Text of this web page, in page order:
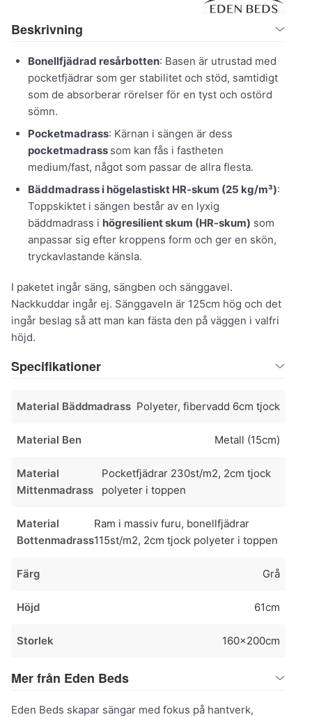
Beskrivning
Bonellfjädrad resårbotten: Basen är utrustad med
pocketfjädrar som ger stabilitet och stöd, samtidigt
som de absorberar rörelser för en tyst och ostörd
sömn.
Pocketmadrass: Kärnan i sängen är dess
pocketmadrass som kan fås i fastheten
medium/fast, något som passar de allra flesta.
Bäddmadrass i högelastiskt HR-skum (25 kg/m³):
Toppskiktet i sängen består av en lyxig
bäddmadrass i högresilient skum (HR-skum) som
anpassar sig efter kroppens form och ger en skön,
tryckavlastande känsla.
I paketet ingår säng, sängben och sänggavel.
Nackkuddar ingår ej. Sänggaveln är 125cm hög och det
ingår beslag så att man kan fästa den på väggen i valfri
höjd.
Specifikationer
Material Bäddmadrass Polyeter, fibervadd 6cm tjock
Material Ben Metall (15cm)
Material
Mittenmadrass
Pocketfjädrar 230st/m2, 2cm tjock
polyeter i toppen
Material
Bottenmadrass
Ram i massiv furu, bonellfjädrar
115st/m2, 2cm tjock polyeter i toppen
Färg Grå
Höjd 61cm
Storlek 160x200cm
Mer från Eden Beds
Eden Beds skapar sängar med fokus på hantverk,